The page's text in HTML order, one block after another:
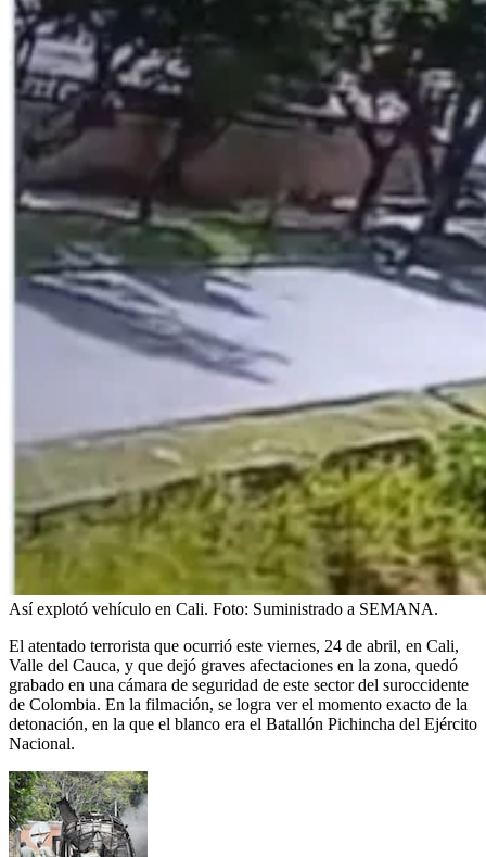
Así explotó vehículo en Cali. Foto: Suministrado a SEMANA.
El atentado terrorista que ocurrió este viernes, 24 de abril, en Cali,
Valle del Cauca, y que dejó graves afectaciones en la zona, quedó
grabado en una cámara de seguridad de este sector del suroccidente
de Colombia. En la filmación, se logra ver el momento exacto de la
detonación, en la que el blanco era el Batallón Pichincha del Ejército
Nacional.